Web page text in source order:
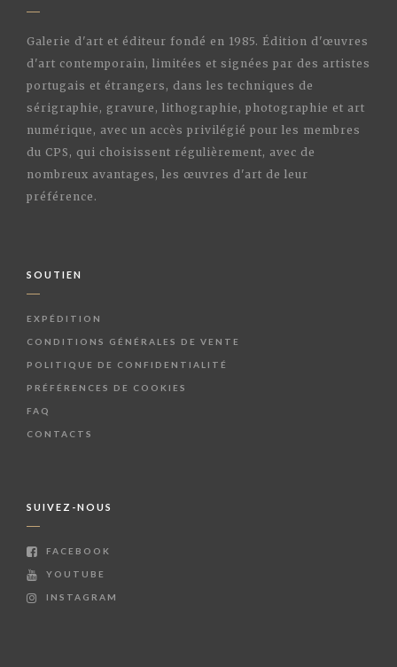
Galerie d'art et éditeur fondé en 1985. Édition d'œuvres
d'art contemporain, limitées et signées par des artistes
portugais et étrangers, dans les techniques de
sérigraphie, gravure, lithographie, photographie et art
numérique, avec un accès privilégié pour les membres
du CPS, qui choisissent régulièrement, avec de
nombreux avantages, les œuvres d'art de leur
préférence.
SOUTIEN
EXPÉDITION
CONDITIONS GÉNÉRALES DE VENTE
POLITIQUE DE CONFIDENTIALITÉ
PRÉFÉRENCES DE COOKIES
FAQ
CONTACTS
SUIVEZ-NOUS
FACEBOOK
YOUTUBE
INSTAGRAM